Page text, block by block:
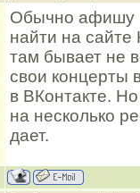
Обычно афишу
найти на
там бывает не
свои концерты
в ВКонтакте.
на несколько
дает.